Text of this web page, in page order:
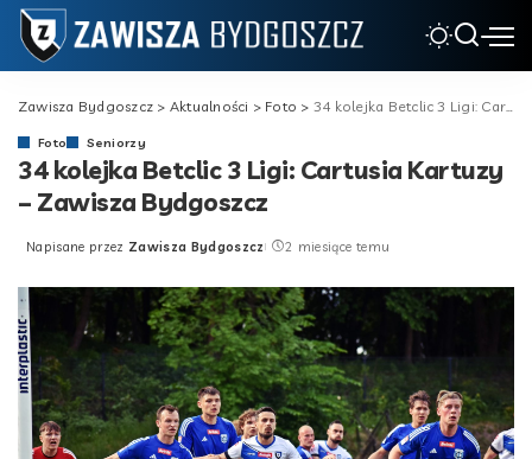
Zawisza Bydgoszcz > Aktualności > Foto > 34 kolejka Betclic 3 Ligi: Cartusia Kartuzy – Zawisza Bydgoszcz
Foto Seniorzy
34 kolejka Betclic 3 Ligi: Cartusia Kartuzy
– Zawisza Bydgoszcz
Napisane przez Zawisza Bydgoszcz 2 miesiące temu